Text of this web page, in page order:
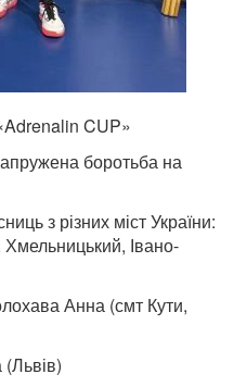
CUP»
боротьба на
з різних міст України:
Хмельницький, Івано-
Анна (смт Кути,